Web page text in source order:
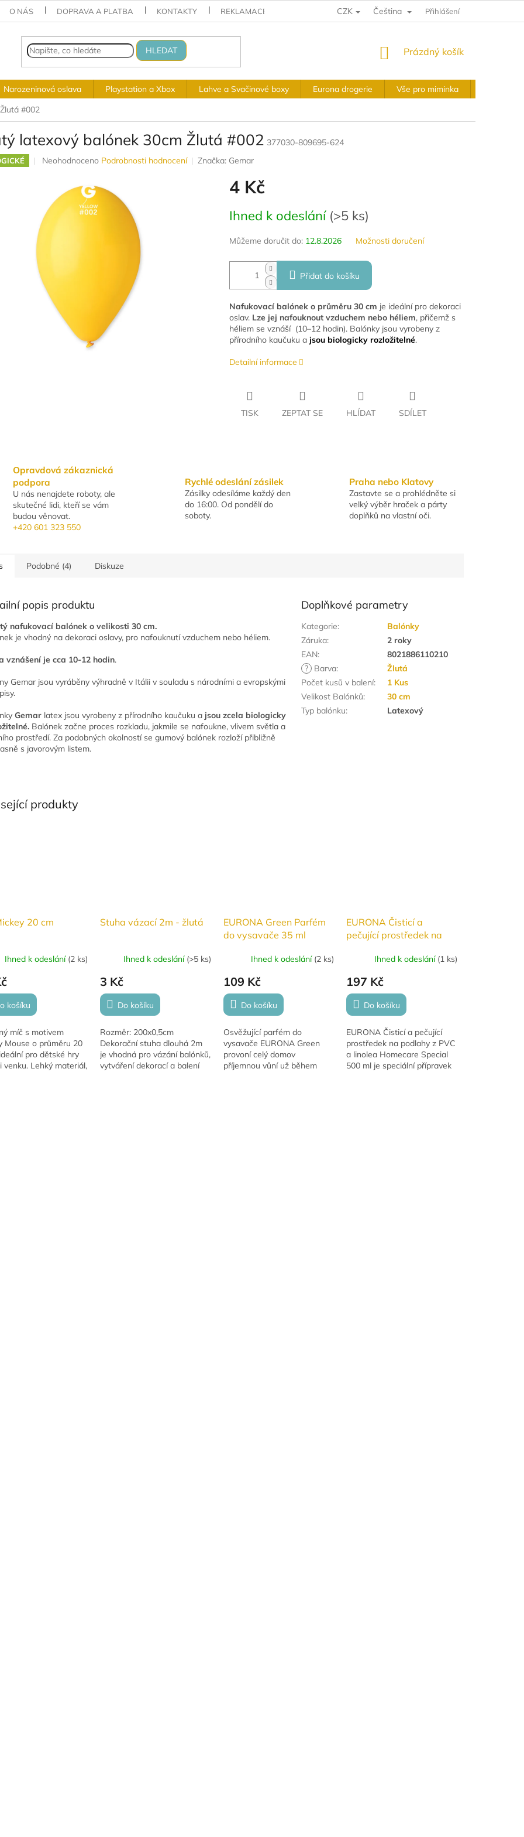
O NÁS DOPRAVA A PLATBA KONTAKTY REKLAMACE A VRÁCENÍ VÝKUPNÍ PODMÍNKY OBCHODNÍ PODMÍNKY
CZK Čeština Přihlášení
HLEDAT
NÁKUPNÍ
Prázdný košík
Narozeninová oslava Playstation a Xbox Lahve a Svačinové boxy Eurona drogerie Vše pro miminka
#002
latexový balónek 30cm Žlutá #002 377030-809695-624
Průměrné
0,0
z
Neohodnoceno Podrobnosti hodnocení Značka: Gemar
4 Kč
cena:
Ihned k odeslání (>5 ks)
Můžeme doručit do: 12.8.2026 Možnosti doručení
Přidat do košíku
Nafukovací balónek o průměru 30 cm je ideální pro dekoraci
oslav.Lze jej nafouknout vzduchem nebo héliem, přičemž s
héliem se vznáší (10–12 hodin). Balónky jsou vyrobeny z
přírodního kaučuku ajsou biologicky rozložitelné.
Detailní informace
TISK ZEPTAT SE HLÍDAT SDÍLET
Opravdová zákaznická
podpora
U nás nenajdete roboty, ale
skutečné lidi, kteří se vám
budou věnovat.
+420 601 323 550
Rychlé odeslání zásilek
Zásilky odesíláme každý den
do 16:00. Od pondělí do
soboty.
Praha nebo Klatovy
Zastavte se a prohlédněte si
velký výběr hraček a párty
doplňků na vlastní oči.
produkty
20 cm
Ihned k odeslání (2 ks)
košíku
míč s motivem
Mouse o průměru 20
pro dětské hry
venku. Lehký materiál,
Stuha vázací 2m - žlutá
Ihned k odeslání (>5 ks)
3 Kč
Do košíku
Rozměr: 200x0,5cm
Dekorační stuha dlouhá 2m
je vhodná pro vázání balónků,
vytváření dekorací a balení
EURONA Green Parfém
do vysavače 35 ml
Ihned k odeslání (2 ks)
109 Kč
Do košíku
Osvěžující parfém do
vysavače EURONA Green
provoní celý domov
příjemnou vůní už během
EURONA Čisticí a
pečující prostředek na
500 mlIhned k odeslání (1 ks)
197 Kč
Do košíku
EURONA Čisticí a pečující
prostředek na podlahy z PVC
a linolea Homecare Special
500 ml je speciální přípravek
Podobné (4) Diskuze
popis produktu
nafukovací balónek o velikosti 30 cm.
je vhodný na dekoraci oslavy, pro nafouknutí vzduchem nebo héliem.
vznášení je cca 10-12 hodin.
Gemar jsou vyráběny výhradně v Itálii v souladu s národními a evropskými
Gemar latex jsou vyrobeny z přírodního kaučuku a jsou zcela biologicky
Balónek začne proces rozkladu, jakmile se nafoukne, vlivem světla a
prostředí. Za podobných okolností se gumový balónek rozloží přibližně
s javorovým listem.
Doplňkové parametry
Kategorie:
Balónky
Záruka:
2 roky
EAN:
8021886110210
?
Barva:
Žlutá
Počet kusů v balení:
1 Kus
Velikost Balónků:
30 cm
Typ balónku: Latexový